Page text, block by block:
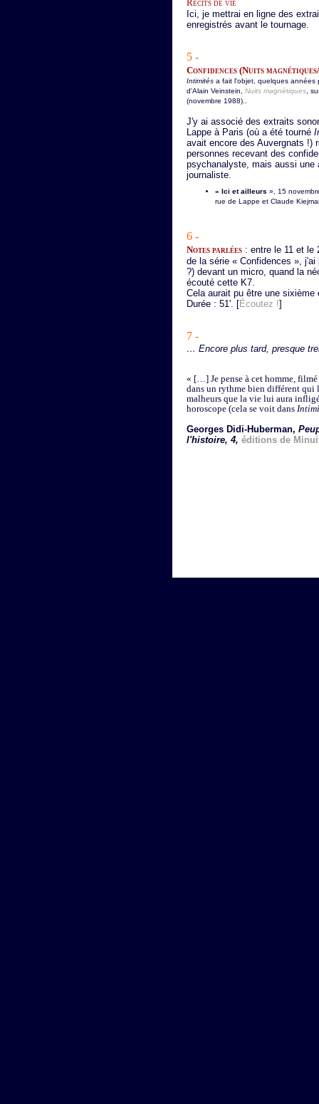
Récits de vie
Ici, je mettrai en ligne des
enregistrés avant le tournage.
5 -
Confidences (Nuits
Intimités a fait l'objet, quelques années
d'Alain Veinstein, Nuits magnétiques ,
(novembre 1988)..
J'y ai associé des extraits
Lappe à Paris (où a été tourné
avait encore des Auvergnats !)
personnes recevant des
psychanalyste, mais aussi une
journaliste.
« Ici et ailleurs », 15
rue de Lappe et Claude
6 -
Notes parlées : entre le 11 et le
de la série « Confidences »,
?) devant un micro, quand la
écouté cette K7.
Cela aurait pu être une
Durée : 51'. [Écoutez !]
7 -
… Encore plus tard, presque
« […] Je pense à cet homme,
dans un rythme bien différent qui
malheurs que la vie lui aura
horoscope (cela se voit dans
Georges Didi-Huberman,
l'histoire, 4, éditions de